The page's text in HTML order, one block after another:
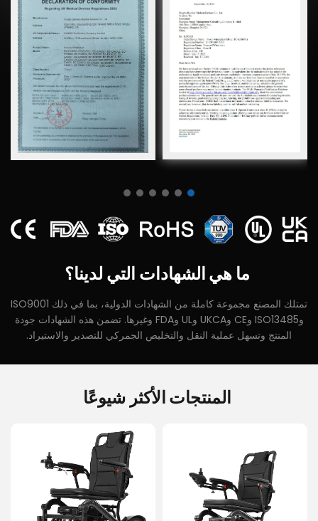
ما هيالشهادات التي لدينا؟
تمتلك المصنع مجموعة كاملة من الشهادات الدولية، بما في ذلك ISO9001
وISO13485 وCE وUKCA وUL وFDA وغيرها. تضمن هذه الشهادات جودة
المنتج وتسهل عملية النقل والتخليص الجمركي للتصدير والاستيراد.
المنتجاتالأكثر شيوعًا